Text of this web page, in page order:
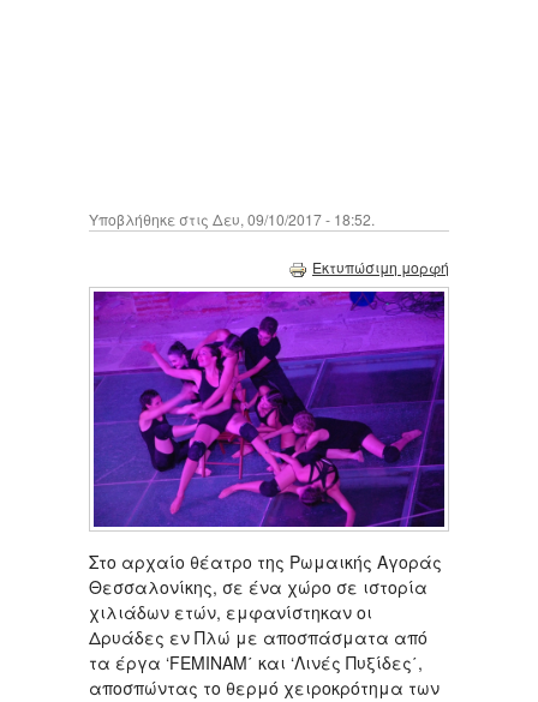
Υποβλήθηκε στις Δευ, 09/10/2017 - 18:52.
Εκτυπώσιμη μορφή
Στο αρχαίο θέατρο της Ρωμαικής Αγοράς
Θεσσαλονίκης, σε ένα χώρο σε ιστορία
χιλιάδων ετών, εμφανίστηκαν οι
Δρυάδες εν Πλώ με αποσπάσματα από
τα έργα ‘FEMINAM΄ και ‘Λινές Πυξίδες΄,
αποσπώντας το θερμό χειροκρότημα των